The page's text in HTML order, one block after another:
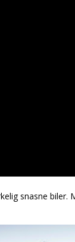
snasne